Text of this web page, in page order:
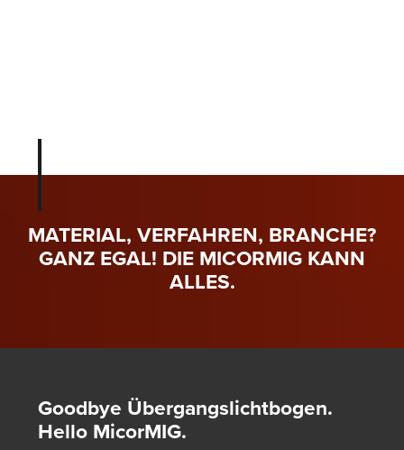
MATERIAL, VERFAHREN, BRANCHE?
GANZ EGAL! DIE MICORMIG KANN
ALLES.
Goodbye Über­gangs­licht­bogen.
Hello MicorMIG.